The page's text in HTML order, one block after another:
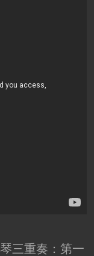
三重奏：第一